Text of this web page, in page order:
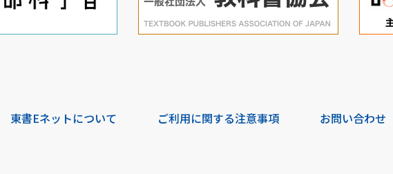
東書Eネットについて ご利用に関する注意事項 お問い合わせ